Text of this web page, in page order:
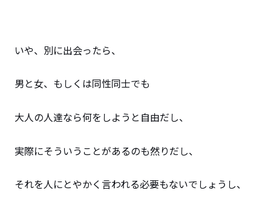
いや、別に出会ったら、
男と女、もしくは同性同士でも
大人の人達なら何をしようと自由だし、
実際にそういうことがあるのも然りだし、
それを人にとやかく言われる必要もないでしょうし、